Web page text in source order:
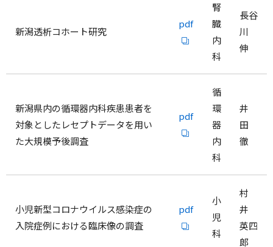
新潟透析コホート研究
pdf
腎
臓
内
科
長谷
川
伸
新潟県内の循環器内科疾患患者を
対象としたレセプトデータを用い
た大規模予後調査
pdf
循
環
器
内
科
井
田
徹
小児新型コロナウイルス感染症の
入院症例における臨床像の調査
pdf
小
児
科
村
井
英四
郎